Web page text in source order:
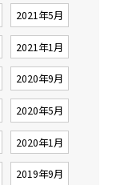
2021年5月
2021年1月
2020年9月
2020年5月
2020年1月
2019年9月